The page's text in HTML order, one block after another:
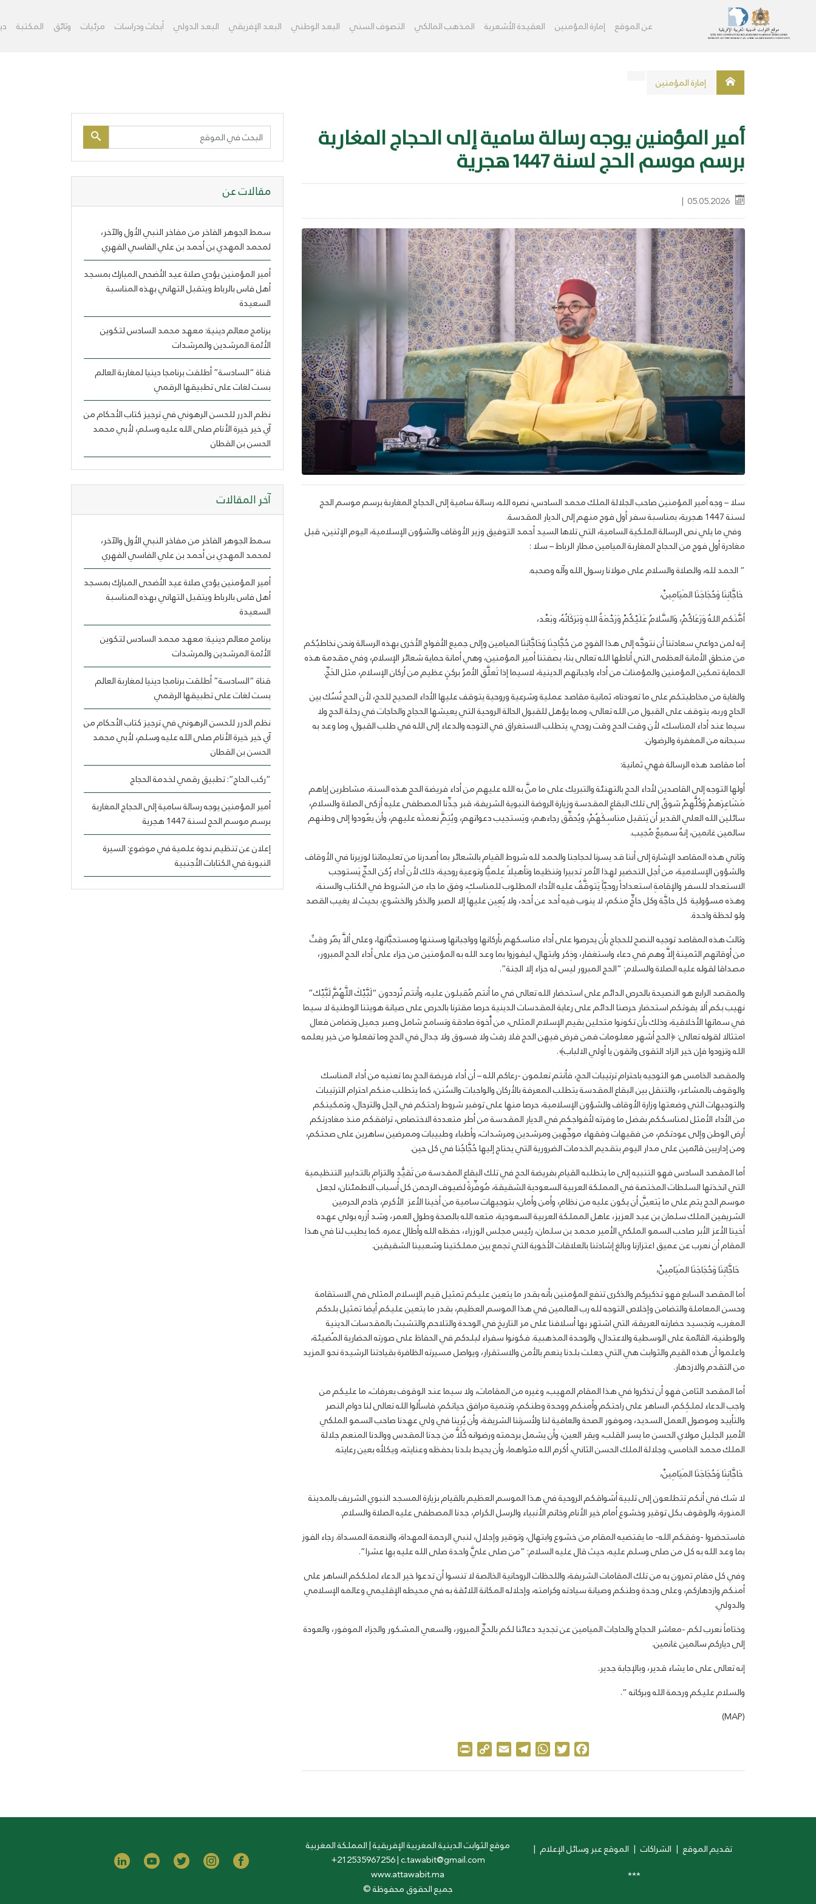
عن الموقع ﺇﻣﺎﺭﺓ اﻟﻤﺆﻣﻨﻴﻦ اﻟﻌﻘﻴﺪﺓ اﻷﺷﻌﺮﻳﺔ اﻟﻤﺬﻫﺐ اﻟﻤﺎﻟﻜﻲ اﻟﺘﺼﻮﻑ اﻟﺴﻨﻲ البعد الوطني اﻟﺒﻌﺪ اﻹﻓﺭﻳﻘﻲ اﻟﺒﻌﺪ اﻟﺪﻭﻟﻲ أبحاث ودراسات مرئيات ﻭﺛﺎﺋﻖ اﻟﻤﻜﺘﺒﺔ
ﺇﻣﺎﺭﺓ اﻟﻤﺆﻣﻨﻴﻦ
أمير المؤمنين يوجه رسالة سامية إلى الحجاج المغاربة
برسم موسم الحج لسنة 1447 هجرية
سلا – وجه أمير المؤمنين صاحب الجلالة الملك محمد السادس، نصره الله، رسالة سامية إلى الحجاج المغاربة برسم موسم الحج
لسنة 1447 هجرية، بمناسبة سفر أول فوج منهم إلى الديار المقدسة.
وفي ما يلي نص الرسالة الملكية السامية، التي تلاها السيد أحمد التوفيق وزير الأوقاف والشؤون الإسلامية، اليوم الإثنين، قبل
مغادرة أول فوج من الحجاج المغاربة الميامين مطار الرباط – سلا :
” الحمد لله، والصلاة والسلام على مولانا رسول الله وآله وصحبه.
حَاجَّاتِنَا وَحُجَاجَنَا المَيَامِينْ،
أمَّنَكم اللهُ وَرَعَاكُمْ، وَالسَّلامُ عَلَيْكُمْ وَرَحْمَةُ اللهِ وَبَرَكَاتُهُ، وبَعْد،
إنه لمن دواعي سعادتنا أن نتوجَّه إلى هذا الفوج من حُجَّاجِنَا وَحَاجَّاتِنَا الميامين وإلى جميع الأفواج الأخرى بهذه الرسالة ونحن نخاطبُكم
من منطقِ الأمانة العظمى التي أناطها الله تعالى بنا، بصفتنا أمير المؤمنين، وهي أمانة حماية شعائر الإسلام، وفي مقدمة هذه
الحماية تمكين المؤمنين والمؤمنات من أداء واجباتهم الدينية، لاسيما إذا تَعلَّق الأمرُ بركنٍ عظيم من أركان الإسلام، مثل الحَجِّ.
والغاية من مخاطبتكم على ما تعودناه، ثمانية مقاصد عملية وشرعية وروحية يتوقف عليها الأداء الصحيح للحج، لأن الحج نُسُك بين
الحاج وربه، يتوقف على القبول من الله تعالى، ومما يؤهل للقبول الحالة الروحية التي يعيشها الحجاج والحاجات في رحلة الحج ولا
سيما عند أداء المناسك، لأن وقت الحج وقت روحي، يتطلب الاستغراق في التوجه والدعاء إلى الله في طلب القبول، وما وعد به
سبحانه من المغفرة والرضوان.
أما مقاصد هذه الرسالة فهي ثمانية:
أولها التوجه إلى القاصدين لأداء الحج بالتهنئة والتبريك على ما منَّ به الله عليهم من أداء فريضة الحج هذه السنة، مشاطرين إياهم
مَشَاعِرَهمْ وَكُلُّهمْ شوقٌ إلى تلك البقاعِ المقدسة وزيارة الروضة النبوية الشريفة، قبر جدِّنا المصطفى عليه أزكى الصلاة والسلام،
سائلين الله العلي القدير أن يَتقبل مناسِكَهُمْ، ويُحقِّق رجاءهم، ويَستجيب دعواتهم، ويُتِمَّ نعمتَه عليهم، وأن يعُودوا إلى وطنهم
سالمين غانمين، إنهُ سميعٌ مُجيب.
وثاني هذه المقاصد الإشارة إلى أننا قد يسرنا لحجاجنا والحمد لله شروط القيام بالشعائر بما أصدرنا من تعليماتنا لوزيرنا في الأوقاف
والشؤون الإسلامية، من أجل التحضير لهذا الأمر تدبيرا وتنظيما وتأهيلاً عِلميًّا وتوعية روحية، ذلك لأن أداء رُكن الحجِّ يَستوجب
الاستعداد للسفر والإقامةِ استعداداً روحيّاً يَتوقَّفُ عليه الأداء المطلوب للمناسكِ، وفق ما جاء من الشروط في الكتاب والسنة،
وهذه مسؤولية كل حاجَّة وكل حاجٍّ منكم، لا ينوب فيه أحد عن أحد، ولا يُعِين عليها إلا الصبر والذكر والخشوع، بحيث لا يغيب القصد
ولو لحظة واحدة.
وثالث هذه المقاصد توجيه النصح للحجاج بأن يحرصوا على أداء مناسكهم بأركانها وواجباتها وسننها ومستحبَّاتها، وعلى ألاَّ يَمُر وقتٌ
من أوقاتهم الثمينة إلاَّ وهم في دعاء واستغفار، وذِكر وابتهال، ليفوزوا بما وعد الله به المؤمنين من جزاء على أداء الحج المبرور،
مصداقا لقوله عليه الصلاة والسلام: “الحج المبرور ليس له جزاء إلا الجنة”.
والمقصد الرابع هو النصيحة بالحرص الدائم على استحضار الله تعالى في ما أنتم مُقبلون عليه، وأنتم تُرددون “لَبَّيْكَ اللَّهُمَّ لَبَّيْك”
نهيب بكم ألا يفوتكم استحضار حرصنا الدائم على رعاية المقدسات الدينية حرصا مقترنا بالحرص على صيانة هويتنا الوطنية لا سيما
في سماتها الأخلاقية، وذلك بأن تكونوا متحلين بقيم الإسلام المثلى، من أُخوة صادقة وتسامح شامل وصبر جميل وتضامن فعال
امتثالا لقوله تعالى: ﴿الحج أشهر معلومات فمن فرض فيهن الحج فلا رفث ولا فسوق ولا جدال في الحج وما تفعلوا من خير يعلمه
الله وتزودوا فإن خير الزاد التقوى واتقون يا أولي الالباب﴾.
والمقصد الخامس هو التوجيه باحترام ترتيبات الحج، فأنتم تعلمون -رعاكم الله – أن أداء فريضة الحج بما تعنيه من أداء المناسك
والوقوف بالمشاعر، والتنقل بين البقاع المقدسة يتطلب المعرفة بالأركان والواجبات والسُنن، كما يتطلب منكم احترام الترتيبات
والتوجيهات التي وضعتها وزارة الأوقاف والشؤون الإسلامية، حرصا منها على توفير شروط راحتكم في الحِل والترحال، وتمكينكم
من الأداء الأمثل لمناسككم بفضل ما وفرته لأفواجكم في الديار المقدسة من أطر متعددة الاختصاص، ترافقكم منذ مغادرتكم
أرض الوطن وإلى عودتكم، من فقيهات وفقهاء موجِّهين ومرشدين ومرشدات، وأطباء وطبيبات وممرضين ساهرين على صحتكم،
ومن إداريين قائمين على مدار اليوم بتقديم الخدمات الضرورية التي يحتاج إليها حُجَّاجُنا في كل حين.
أما المقصد السادس فهو التنبيه إلى ما يتطلبه القيام بفريضة الحج في تلك البقاع المقدسة من تَقيُّدٍ والتزامٍ بالتدابير التنظيمية
التي اتخذتها السلطات المختصة في المملكة العربية السعودية الشقيقة، مُوفِّرةً لضيوف الرحمن كل أسباب الاطمئنان، لجعل
موسم الحج يتم على ما يَتعيَّن أن يكون عليه من نظام، وأمن وأمان، بتوجيهات سامية من أخينا الأعز الأكرم، خادم الحرمين
الشريفين الملك سلمان بن عبد العزيز، عاهل المملكة العربية السعودية، متعه الله بالصحة وطول العمر، وشد أزره بولي عهده
أخينا الأعز الأبر صاحب السمو الملكي الأمير محمد بن سلمان، رئيس مجلس الوزراء، حفظه الله وأطال عمره. كما يطيب لنا في هذا
المقام أن نعرب عن عميق اعتزازنا وبالغ إشادتنا بالعلاقات الأخوية التي تجمع بين مملكتينا وشعبينا الشقيقين.
حَاجَّاتِنَا وَحُجَاجَنَا المَيَامِينْ،
أما المقصد السابع فهو تذكيركم والذكرى تنفع المؤمنين بأنه بقدر ما يتعين عليكم تمثيل قيم الإسلام المثلى في الاستقامة
وحسن المعاملة والتضامن وإخلاص التوجه لله رب العالمين في هذا الموسم العظيم، بقدر ما يتعين عليكم أيضا تمثيل بلدكم
المغرب، وتجسيد حضارته العريقة، التي اشتهر بها أسلافنا على مر التاريخ في الوحدة والتلاحم والتشبث بالمقدسات الدينية
والوطنية، القائمة على الوسطية والاعتدال، والوحدة المذهبية. فكونوا سفراء لبلدكم في الحفاظ على صورته الحضارية المُضيئة،
واعلموا أن هذه القيم والثوابت هي التي جعلت بلدنا ينعم بالأمن والاستقرار، ويواصل مسيرته الظافرة بقيادتنا الرشيدة نحو المزيد
من التقدم والازدهار.
أما المقصد الثامن فهو أن تذكروا في هذا المقام المهيب، وغيره من المقامات، ولا سيما عند الوقوف بعرفات، ما عليكم من
واجب الدعاء لملكِكم، الساهر على راحتكم وأمنكم ووحدة وطنكم، وتنمية مرافق حياتكم، فاسألوا الله تعالى لنا دوام النصر
والتأييد وموصول العمل السديد، وموفور الصحة والعافية لنا ولأسرتنا الشريفة، وأن يُرِينا في ولي عهدنا صاحب السمو الملكي
الأمير الجليل مولاي الحسن ما يسر القلب، ويقر العين، وأن يشمل برحمته ورضوانه كُلاًّ من جدنا المقدس ووالدنا المنعم جلالة
الملك محمد الخامس، وجلالة الملك الحسن الثاني، أكرم الله مثواهما، وأن يحيط بلدنا بحفظه وعنايته، ويكلأه بعين رعايته.
حَاجَّاتِنَا وَحُجَاجَنَا المَيَامِينْ،
لا شك في أنكم تتطلعون إلى تلبية أشواقكم الروحية في هذا الموسم العظيم بالقيام بزيارة المسجد النبوي الشريف بالمدينة
المنورة، والوقوف بكل توقير وخشوع أمام خير الأنام وخاتم الأنبياء والرسل الكرام، جدنا المصطفى عليه الصلاة والسلام.
فاستحضروا -وفقكم الله- ما يقتضيه المقام من خشوع وابتهال، وتوقير وإجلال، لنبي الرحمة المهداة، والنعمة المسداة. رجاء الفوز
بما وعد الله به كل من صلى وسلم عليه، حيث قال عليه السلام: “من صلى عليَّ واحدة صلى الله عليه بها عشرا”.
وفي كل مقام تمرون به من تلك المقامات الشريفة، واللحظات الروحانية الخالصة لا تنسوا أن تدعوا خير الدعاء لملككم الساهر على
أمنكم وازدهاركم، وعلى وحدة وطنكم وصيانة سيادته وكرامته، وإحلاله المكانة اللائقة به في محيطه الإقليمي وعالمه الإسلامي
والدولي.
وختاماً نعرب لكم -معاشر الحجاج والحاجات الميامين عن تجديد دعائنا لكم بالحجِّ المبرور، والسعي المشكور والجزاء الموفور، والعودة
إلى دياركم سالمين غانمين.
إنه تعالى على ما يشاء قدير، وبالإجابة جدير.
والسلام عليكم ورحمة الله وبركاته “.
(MAP)
Facebook
Twitter
WhatsApp
Telegram
Email
Copy
مقالات عن
سمط الجوهر الفاخر من مفاخر النبي الأول والآخر،
لمحمد المهدي بن أحمد بن علي الفاسي الفهري
أمير المؤمنين يؤدي صلاة عيد الأضحى المبارك بمسجد
أهل فاس بالرباط ويتقبل التهاني بهذه المناسبة
السعيدة
برنامج معالم دينية: معهد محمد السادس لتكوين
الأئمة المرشدين والمرشدات
قناة “السادسة” أطلقت برنامجا دينيا لمغاربة العالم
بست لغات على تطبيقها الرقمي
نظم الدرر للحسن الرهوني في ترجيز كتاب الأحكام من
آي خير خيرة الأنام صلى الله عليه وسلم، لأبي محمد
الحسن بن القطان
ﺁﺧﺮ اﻟﻤﻘﺎﻻﺕ
سمط الجوهر الفاخر من مفاخر النبي الأول والآخر،
لمحمد المهدي بن أحمد بن علي الفاسي الفهري
أمير المؤمنين يؤدي صلاة عيد الأضحى المبارك بمسجد
أهل فاس بالرباط ويتقبل التهاني بهذه المناسبة
السعيدة
برنامج معالم دينية: معهد محمد السادس لتكوين
الأئمة المرشدين والمرشدات
قناة “السادسة” أطلقت برنامجا دينيا لمغاربة العالم
بست لغات على تطبيقها الرقمي
نظم الدرر للحسن الرهوني في ترجيز كتاب الأحكام من
آي خير خيرة الأنام صلى الله عليه وسلم، لأبي محمد
الحسن بن القطان
“ركب الحاج”: تطبيق رقمي لخدمة الحجاج
أمير المؤمنين يوجه رسالة سامية إلى الحجاج المغاربة
برسم موسم الحج لسنة 1447 هجرية
إعلان عن تنظيم ندوة علمية في موضوع: السيرة
النبوية في الكتابات الأجنبية
تقديم الموقع | الشراكات | الموقع عبر وسائل الإعلام |
***
موقع الثوابت الدينية المغربية الإفريقية | المملكة المغربية
+212535967256|c.tawabit@gmail.com
www.attawabit.ma
©جميع الحقوق محفوظة